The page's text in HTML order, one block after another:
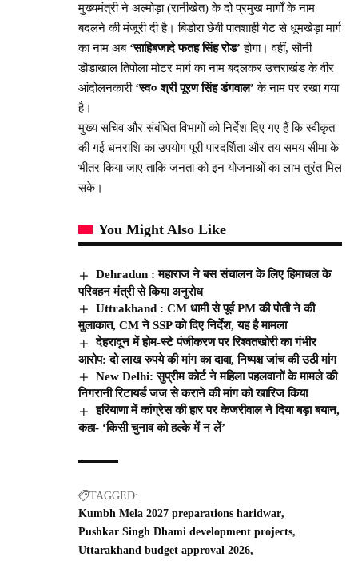
मुख्यमंत्री ने अल्मोड़ा (रानीखेत) के दो प्रमुख मार्गों के नाम
बदलने की मंजूरी दी है। बिडोरा छेवी पातशाही गेट से धूमखेड़ा मार्ग
का नाम अब ‘साहिबजादे फतह सिंह रोड’ होगा। वहीं, सौनी
डौडाखाल तिपोला मोटर मार्ग का नाम बदलकर उत्तराखंड के वीर
आंदोलनकारी ‘स्व० श्री पूरण सिंह डंगवाल’ के नाम पर रखा गया
है।
मुख्य सचिव और संबंधित विभागों को निर्देश दिए गए हैं कि स्वीकृत
की गई धनराशि का उपयोग पूरी पारदर्शिता और तय समय सीमा के
भीतर किया जाए ताकि जनता को इन योजनाओं का लाभ तुरंत मिल
सके।
You Might Also Like
Dehradun : महाराज ने बस संचालन के लिए हिमाचल के
परिवहन मंत्री से किया अनुरोध
Uttrakhand : CM धामी से पूर्व PM की पोती ने की
मुलाकात, CM ने SSP को दिए निर्देश, यह है मामला
देहरादून में होम-स्टे पंजीकरण पर रिश्वतखोरी का गंभीर
आरोप: दो लाख रुपये की मांग का दावा, निष्पक्ष जांच की उठी मांग
New Delhi: सुप्रीम कोर्ट ने महिला पहलवानों के मामले की
निगरानी रिटायर्ड जज से कराने की मांग को खारिज किया
हरियाणा में कांग्रेस की हार पर केजरीवाल ने दिया बड़ा बयान,
कहा- ‘किसी चुनाव को हल्के में न लें’
TAGGED:
Kumbh Mela 2027 preparations haridwar
Pushkar Singh Dhami development projects
Uttarakhand budget approval 2026